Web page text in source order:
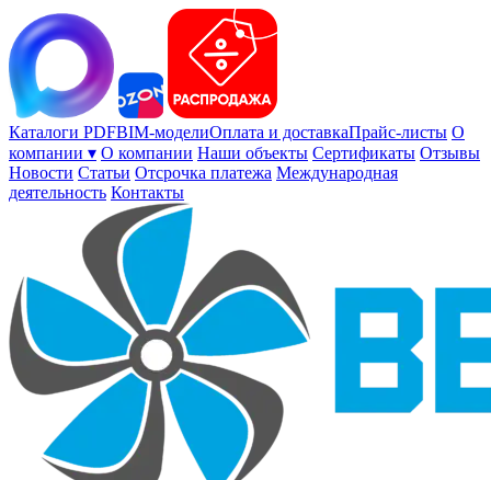
Каталоги PDFBIM-моделиОплата и доставкаПрайс-листы О
компании ▾ О компании Наши объекты Сертификаты Отзывы
Новости Статьи Отсрочка платежа Международная
деятельность Контакты